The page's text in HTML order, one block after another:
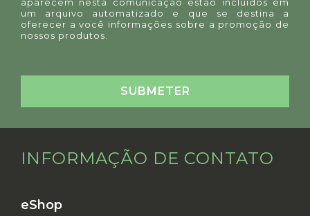
um arquivo automatizado e que se destina a
oferecer a você informações sobre a promoção de
nossos produtos.
INFORMAÇÃO DE CONTATO
eShop